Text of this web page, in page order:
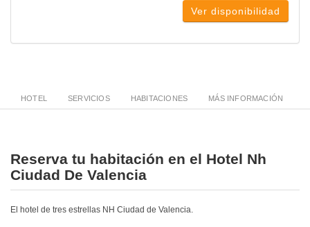
Ver disponibilidad
HOTEL SERVICIOS HABITACIONES MÁS INFORMACIÓN
Reserva tu habitación en el Hotel Nh
Ciudad De Valencia
El hotel de tres estrellas NH Ciudad de Valencia.